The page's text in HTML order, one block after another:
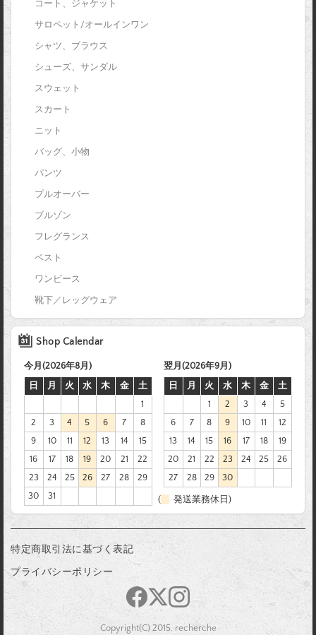
コート、ジャケット
サロペット/オールインワン
シャツ、ブラウス
シューズ、サンダル
スウェット
スカート
ニット
バッグ、小物
パンツ
プルオーバー
ブルゾン
フレグランス
ベスト
ワンピース
靴下／レッグウェア
Shop Calendar
今月(2026年8月)
日
月 火 水 木 金
土
1
2
3 4 5 6 7
8
9
10 11 12 13 14
15
16
17 18 19 20 21
22
23
24 25 26 27 28
29
30
31
翌月(2026年9月)
日
月 火 水 木 金
土
1
2 3 4
5
6
7 8 9 10 11
12
13
14 15 16 17 18
19
20
21 22 23 24 25
26
27
28 29 30
( 発送業務休日)
特定商取引法に基づく表記
プライバシーポリシー
Copyright(C) 2015. recherche